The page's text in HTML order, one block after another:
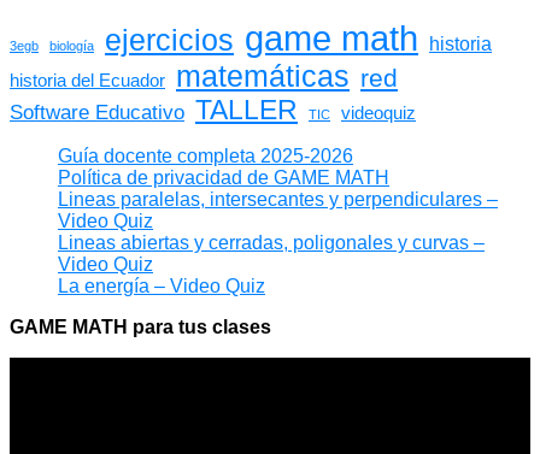
3egb biología ejercicios game math historia
historia del Ecuador matemáticas red
Software Educativo TALLER TIC videoquiz
Guía docente completa 2025-2026
Política de privacidad de GAME MATH
Lineas paralelas, intersecantes y perpendiculares –
Video Quiz
Lineas abiertas y cerradas, poligonales y curvas –
Video Quiz
La energía – Video Quiz
GAME MATH para tus clases